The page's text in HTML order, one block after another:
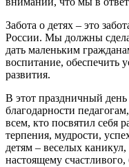
Забота о детях – это
России. Мы должны
дать маленьким
воспитание, обеспечить
развития.
В этот праздничный день
благодарности
всем, кто посвятил себя
терпения, мудрости,
детям – веселых
настоящему счастливого,